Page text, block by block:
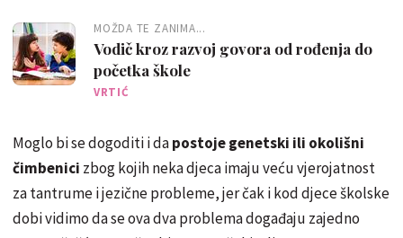
MOŽDA TE ZANIMA...
Vodič kroz razvoj govora od rođenja do
početka škole
VRTIĆ
Moglo bi se dogoditi i dapostoje genetski ili okolišni
čimbenici zbog kojih neka djeca imaju veću vjerojatnost
za tantrume i jezične probleme, jer čak i kod djece školske
dobi vidimo da se ova dva problema događaju zajedno